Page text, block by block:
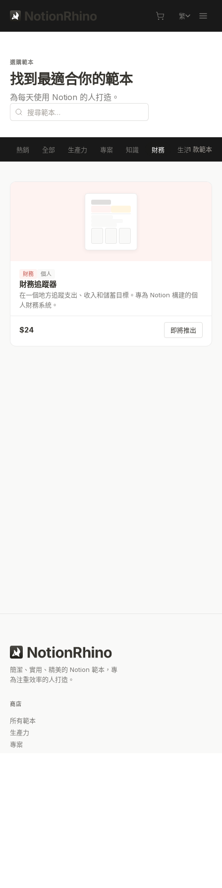
繁
選購範本
找到最適合你的範本
為每天使用 Notion 的人打造。
熱銷 全部 生產力 專案 知識 財務 生活1 款範本
財務 個人
財務追蹤器
在一個地方追蹤支出、收入和儲蓄目標。專為 Notion 構建的個
人財務系統。
$24 即將推出
簡潔、實用、精美的 Notion 範本，專
為注重效率的人打造。
商店
所有範本
生產力
專案